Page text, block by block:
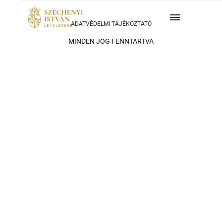
MINDEN JOG FENNTARTVA
ADATVÉDELMI TÁJÉKOZTATÓ